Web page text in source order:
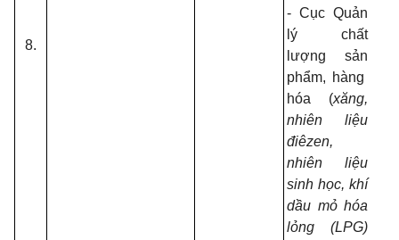
8.
- Cục Quản
lý chất
lượng sản
phẩm, hàng
hóa (xăng,
nhiên liệu
điêzen,
nhiên liệu
sinh học, khí
dầu mỏ hóa
lỏng (LPG)